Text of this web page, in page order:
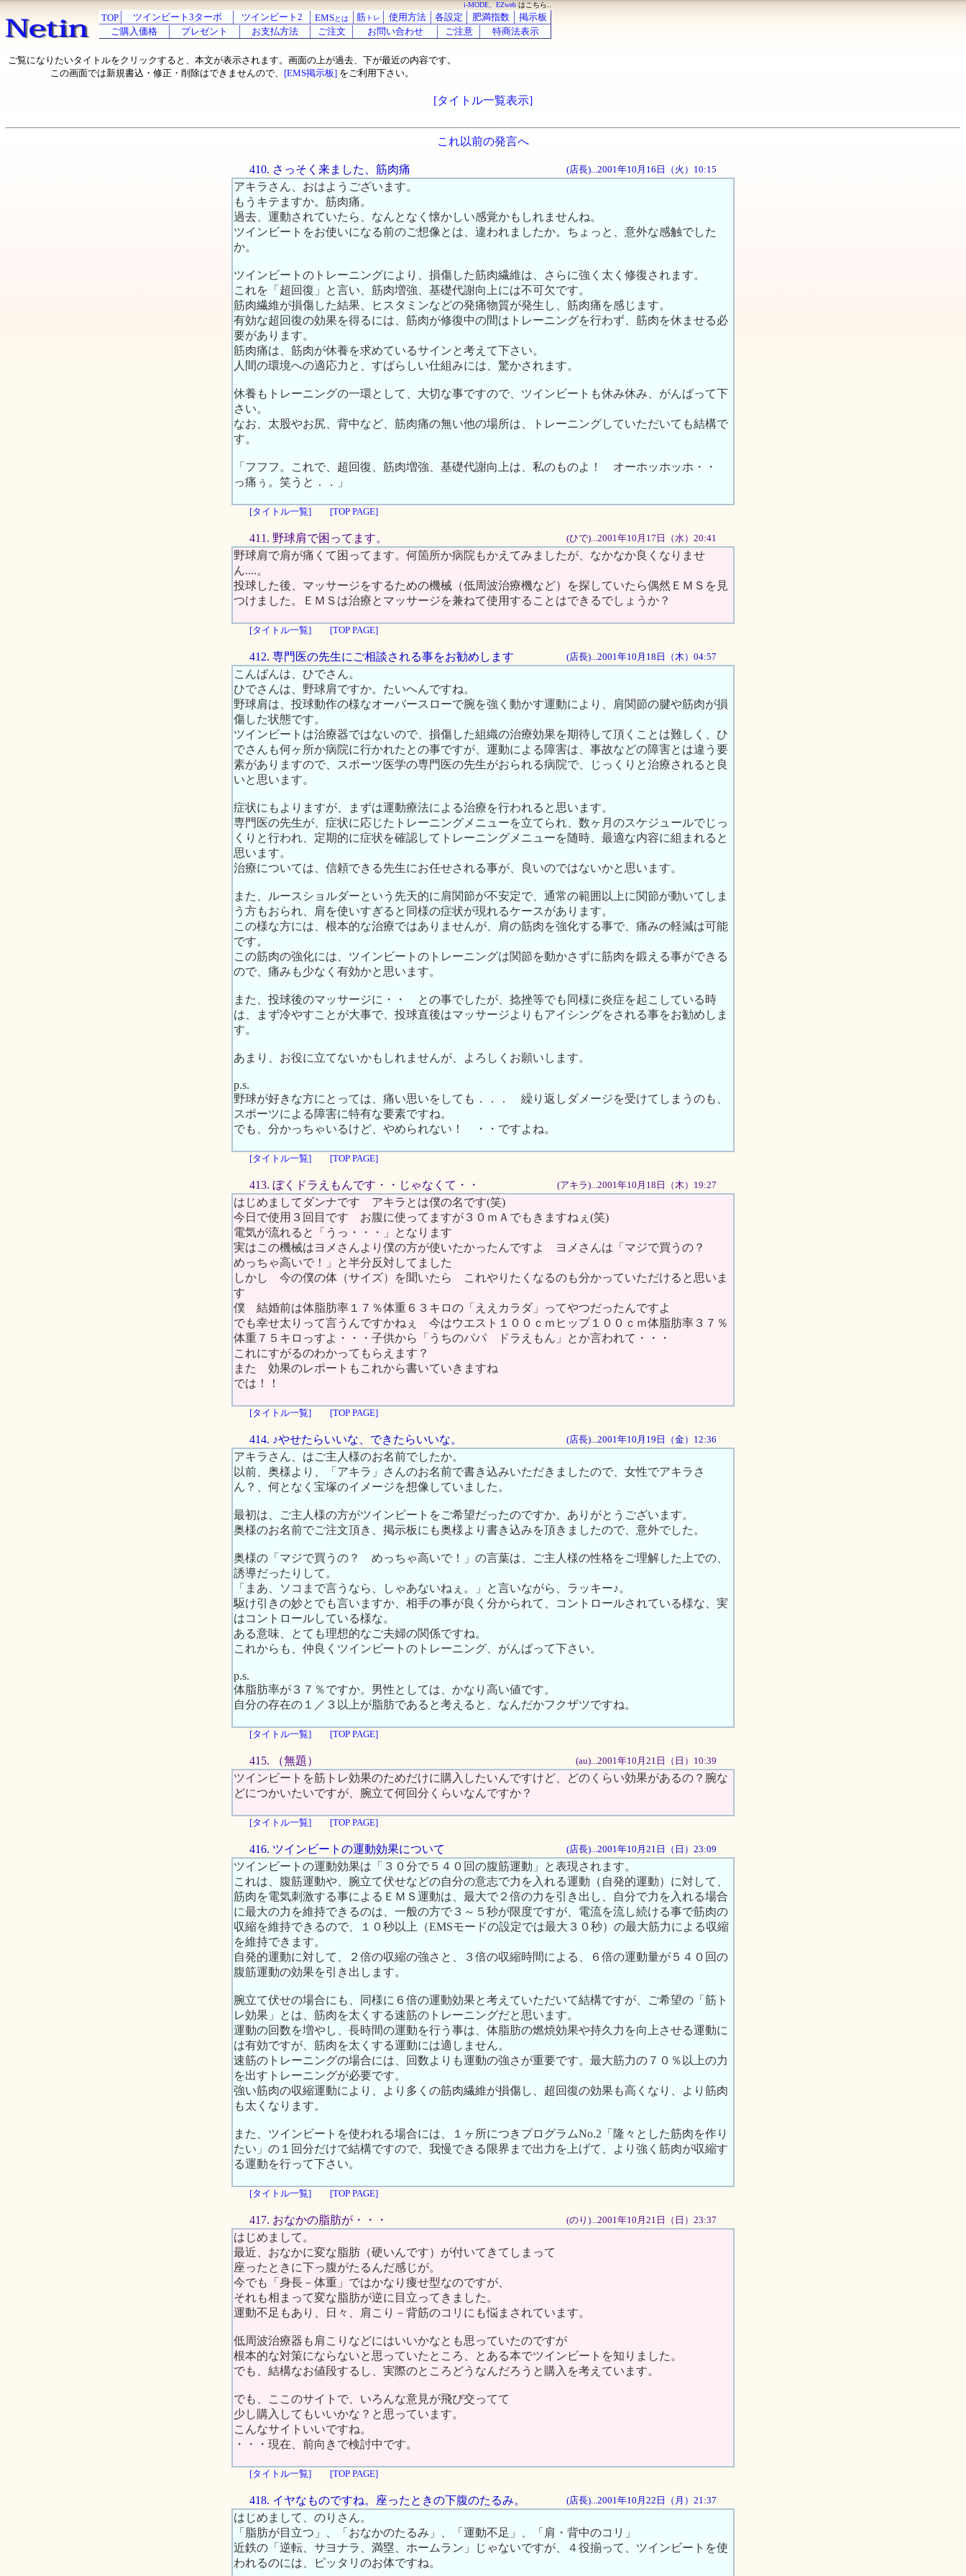
i-MODE、EZweb はこちら..
TOP ツインビート3ターボ ツインビート2 EMSとは 筋 トレ 使用方法 各設定 肥満指数
掲示板
ご購入価格
プレゼント お支払方法 ご注文 お問い合わせ ご注意 特商法表示
ご覧になりたいタイトルをクリックすると、本文が表示されます。画面の上が過去、下が最近の内容です。
この画面では新規書込・修正・削除はできませんので、 [EMS掲示板] をご利用下さい。
[タイトル一覧表示]
これ以前の発言へ
410. さっそく来ました、筋肉痛 (店長)...2001年10月16日（火）10:15
アキラさん、おはようございます。
もうキテますか。筋肉痛。
過去、運動されていたら、なんとなく懐かしい感覚かもしれませんね。
ツインビートをお使いになる前のご想像とは、違われましたか。ちょっと、意外な感触でした
か。
ツインビートのトレーニングにより、損傷した筋肉繊維は、さらに強く太く修復されます。
これを「超回復」と言い、筋肉増強、基礎代謝向上には不可欠です。
筋肉繊維が損傷した結果、ヒスタミンなどの発痛物質が発生し、筋肉痛を感じます。
有効な超回復の効果を得るには、筋肉が修復中の間はトレーニングを行わず、筋肉を休ませる必
要があります。
筋肉痛は、筋肉が休養を求めているサインと考えて下さい。
人間の環境への適応力と、すばらしい仕組みには、驚かされます。
休養もトレーニングの一環として、大切な事ですので、ツインビートも休み休み、がんばって下
さい。
なお、太股やお尻、背中など、筋肉痛の無い他の場所は、トレーニングしていただいても結構で
す。
「フフフ。これで、超回復、筋肉増強、基礎代謝向上は、私のものよ！ オーホッホッホ・・
っ痛ぅ。笑うと．．」
[タイトル一覧] [TOP PAGE]
411. 野球肩で困ってます。 (ひで)...2001年10月17日（水）20:41
野球肩で肩が痛くて困ってます。何箇所か病院もかえてみましたが、なかなか良くなりませ
ん....。
投球した後、マッサージをするための機械（低周波治療機など）を探していたら偶然ＥＭＳを見
つけました。ＥＭＳは治療とマッサージを兼ねて使用することはできるでしょうか？
[タイトル一覧] [TOP PAGE]
412. 専門医の先生にご相談される事をお勧めします (店長)...2001年10月18日（木）04:57
こんばんは、ひでさん。
ひでさんは、野球肩ですか。たいへんですね。
野球肩は、投球動作の様なオーバースローで腕を強く動かす運動により、肩関節の腱や筋肉が損
傷した状態です。
ツインビートは治療器ではないので、損傷した組織の治療効果を期待して頂くことは難しく、ひ
でさんも何ヶ所か病院に行かれたとの事ですが、運動による障害は、事故などの障害とは違う要
素がありますので、スポーツ医学の専門医の先生がおられる病院で、じっくりと治療されると良
いと思います。
症状にもよりますが、まずは運動療法による治療を行われると思います。
専門医の先生が、症状に応じたトレーニングメニューを立てられ、数ヶ月のスケジュールでじっ
くりと行われ、定期的に症状を確認してトレーニングメニューを随時、最適な内容に組まれると
思います。
治療については、信頼できる先生にお任せされる事が、良いのではないかと思います。
また、ルースショルダーという先天的に肩関節が不安定で、通常の範囲以上に関節が動いてしま
う方もおられ、肩を使いすぎると同様の症状が現れるケースがあります。
この様な方には、根本的な治療ではありませんが、肩の筋肉を強化する事で、痛みの軽減は可能
です。
この筋肉の強化には、ツインビートのトレーニングは関節を動かさずに筋肉を鍛える事ができる
ので、痛みも少なく有効かと思います。
また、投球後のマッサージに・・ との事でしたが、捻挫等でも同様に炎症を起こしている時
は、まず冷やすことが大事で、投球直後はマッサージよりもアイシングをされる事をお勧めしま
す。
あまり、お役に立てないかもしれませんが、よろしくお願いします。
p.s.
野球が好きな方にとっては、痛い思いをしても．．． 繰り返しダメージを受けてしまうのも、
スポーツによる障害に特有な要素ですね。
でも、分かっちゃいるけど、やめられない！ ・・ですよね。
[タイトル一覧] [TOP PAGE]
413. ぼくドラえもんです・・じゃなくて・・ (アキラ)...2001年10月18日（木）19:27
はじめましてダンナです アキラとは僕の名です(笑)
今日で使用３回目です お腹に使ってますが３０ｍＡでもきますねぇ(笑)
電気が流れると「うっ・・・」となります
実はこの機械はヨメさんより僕の方が使いたかったんですよ ヨメさんは「マジで買うの？
めっちゃ高いで！」と半分反対してました
しかし 今の僕の体（サイズ）を聞いたら これやりたくなるのも分かっていただけると思いま
す
僕 結婚前は体脂肪率１７％体重６３キロの「ええカラダ」ってやつだったんですよ
でも幸せ太りって言うんですかねぇ 今はウエスト１００ｃｍヒップ１００ｃｍ体脂肪率３７％
体重７５キロっすよ・・・子供から「うちのパパ ドラえもん」とか言われて・・・
これにすがるのわかってもらえます？
また 効果のレポートもこれから書いていきますね
では！！
[タイトル一覧] [TOP PAGE]
414. ♪やせたらいいな、できたらいいな。 (店長)...2001年10月19日（金）12:36
アキラさん、はご主人様のお名前でしたか。
以前、奥様より、「アキラ」さんのお名前で書き込みいただきましたので、女性でアキラさ
ん？、何となく宝塚のイメージを想像していました。
最初は、ご主人様の方がツインビートをご希望だったのですか。ありがとうございます。
奥様のお名前でご注文頂き、掲示板にも奥様より書き込みを頂きましたので、意外でした。
奥様の「マジで買うの？ めっちゃ高いで！」の言葉は、ご主人様の性格をご理解した上での、
誘導だったりして。
「まあ、ソコまで言うなら、しゃあないねぇ。」と言いながら、ラッキー♪。
駆け引きの妙とでも言いますか、相手の事が良く分かられて、コントロールされている様な、実
はコントロールしている様な。
ある意味、とても理想的なご夫婦の関係ですね。
これからも、仲良くツインビートのトレーニング、がんばって下さい。
p.s.
体脂肪率が３７％ですか。男性としては、かなり高い値です。
自分の存在の１／３以上が脂肪であると考えると、なんだかフクザツですね。
[タイトル一覧] [TOP PAGE]
415. （無題） (au)...2001年10月21日（日）10:39
ツインビートを筋トレ効果のためだけに購入したいんですけど、どのくらい効果があるの？腕な
どにつかいたいですが、腕立て何回分くらいなんですか？
[タイトル一覧] [TOP PAGE]
416. ツインビートの運動効果について (店長)...2001年10月21日（日）23:09
ツインビートの運動効果は「３０分で５４０回の腹筋運動」と表現されます。
これは、腹筋運動や、腕立て伏せなどの自分の意志で力を入れる運動（自発的運動）に対して、
筋肉を電気刺激する事によるＥＭＳ運動は、最大で２倍の力を引き出し、自分で力を入れる場合
に最大の力を維持できるのは、一般の方で３～５秒が限度ですが、電流を流し続ける事で筋肉の
収縮を維持できるので、１０秒以上（EMSモードの設定では最大３０秒）の最大筋力による収縮
を維持できます。
自発的運動に対して、２倍の収縮の強さと、３倍の収縮時間による、６倍の運動量が５４０回の
腹筋運動の効果を引き出します。
腕立て伏せの場合にも、同様に６倍の運動効果と考えていただいて結構ですが、ご希望の「筋ト
レ効果」とは、筋肉を太くする速筋のトレーニングだと思います。
運動の回数を増やし、長時間の運動を行う事は、体脂肪の燃焼効果や持久力を向上させる運動に
は有効ですが、筋肉を太くする運動には適しません。
速筋のトレーニングの場合には、回数よりも運動の強さが重要です。最大筋力の７０％以上の力
を出すトレーニングが必要です。
強い筋肉の収縮運動により、より多くの筋肉繊維が損傷し、超回復の効果も高くなり、より筋肉
も太くなります。
また、ツインビートを使われる場合には、１ヶ所につきプログラムNo.2「隆々とした筋肉を作り
たい」の１回分だけで結構ですので、我慢できる限界まで出力を上げて、より強く筋肉が収縮す
る運動を行って下さい。
[タイトル一覧] [TOP PAGE]
417. おなかの脂肪が・・・ (のり)...2001年10月21日（日）23:37
はじめまして。
最近、おなかに変な脂肪（硬いんです）が付いてきてしまって
座ったときに下っ腹がたるんだ感じが。
今でも「身長－体重」ではかなり痩せ型なのですが、
それも相まって変な脂肪が逆に目立ってきました。
運動不足もあり、日々、肩こり－背筋のコリにも悩まされています。
低周波治療器も肩こりなどにはいいかなとも思っていたのですが
根本的な対策にならないと思っていたところ、とある本でツインビートを知りました。
でも、結構なお値段するし、実際のところどうなんだろうと購入を考えています。
でも、ここのサイトで、いろんな意見が飛び交ってて
少し購入してもいいかな？と思っています。
こんなサイトいいですね。
・・・現在、前向きで検討中です。
[タイトル一覧] [TOP PAGE]
418. イヤなものですね。座ったときの下腹のたるみ。 (店長)...2001年10月22日（月）21:37
はじめまして、のりさん。
「脂肪が目立つ」、「おなかのたるみ」、「運動不足」、「肩・背中のコリ」
近鉄の「逆転、サヨナラ、満塁、ホームラン」じゃないですが、４役揃って、ツインビートを使
われるのには、ピッタリのお体ですね。